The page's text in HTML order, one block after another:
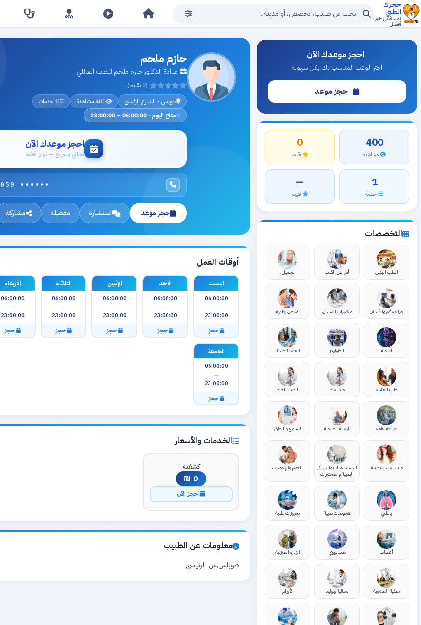
حجزك
الطبي
لمستقبل طبي
أفضل
احجز موعدك الآن
اختر الوقت المناسب لك بكل سهولة
حجز موعد
400
مشاهدة
0
تقييم
1
خدمة
—
تقييم
التخصصات
الطب البديل أمراض القلب تجميل
جراحة فم والأسنان مختبرات الاسنان أمراض جلدية
الاجنة الطوارئ الغدد الصماء
طب العائلة طب عام الطب العام
جراحة عامة الرعاية الصحية السمع والنطق
طب اعشاب طبية
المستشفيات والمراكز
الطبية والمختبرات
العقم والإخصاب
باطني فحوصات طبية تجهيزات طبية
أعصاب طب نووي الزيارة المنزلية
تغذية العلاجية نسائية وتوليد الأورام
حازم ملحم
عيادة الدكتور حازم ملحم للطب العائلي
(0 تقييم)
طوباس - الشارع الرئيسي
400 مشاهدة
1 خدمات
متاح اليوم · 06:00:00 – 23:00:00
احجز موعدك الآن
مجاني وسريع — ثوانٍ فقط
059 ••••••
حجز موعد استشارة مفضلة مشاركة
أوقات العمل
السبت
06:00:00
—
23:00:00
حجز
الأحد
06:00:00
—
23:00:00
حجز
الإثنين
06:00:00
—
23:00:00
حجز
الثلاثاء
06:00:00
—
23:00:00
حجز
الأربعاء
06:00:00
—
23:00:00
حجز
الجمعة
06:00:00
—
23:00:00
حجز
الخدمات والأسعار
كشفية
0 ₪
احجز الآن
معلومات عن الطبيب
طوباس,ش. الرئيسي